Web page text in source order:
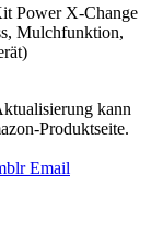
Power X-Change
Mulchfunktion,
kann
Produktseite.
Email